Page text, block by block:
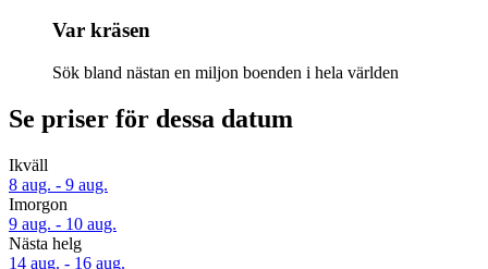
Var kräsen
Sök bland nästan en miljon boenden i hela världen
Se priser för dessa datum
Ikväll
8 aug. - 9 aug.
Imorgon
9 aug. - 10 aug.
Nästa helg
14 aug. - 16 aug.